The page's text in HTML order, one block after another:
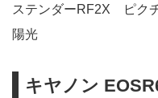
ステンダーRF2X ピク
陽光
キヤノン